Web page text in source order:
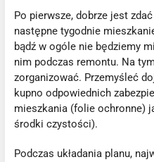
Po pierwsze, dobrze jest
następne tygodnie
bądź w ogóle nie będziemy
nim podczas remontu. Na
zorganizować. Przemyśleć
kupno odpowiednich
mieszkania (folie ochronne)
środki czystości).
Podczas układania planu,